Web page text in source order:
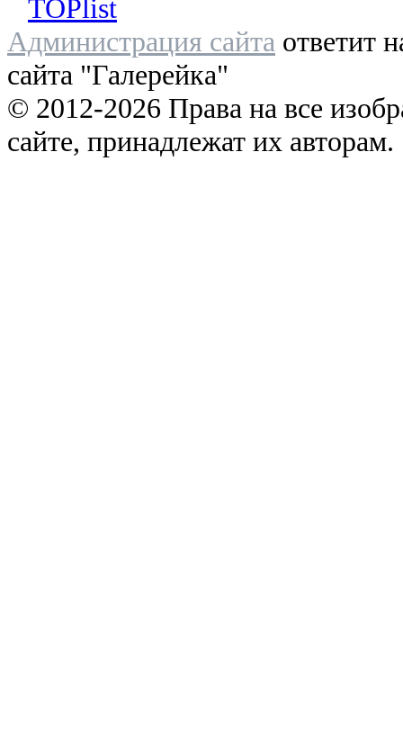
Администрация сайта ответит
сайта "Галерейка"
© 2012-2026 Права на все
сайте, принадлежат их авторам.